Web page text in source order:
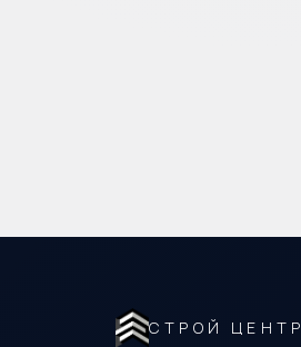
СТРОЙ ЦЕНТР